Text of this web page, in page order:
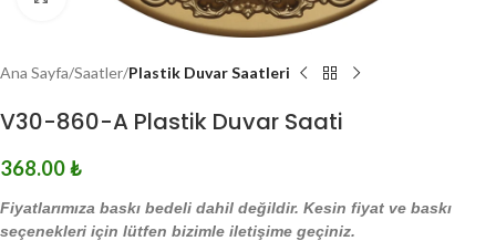
Ana Sayfa Saatler Plastik Duvar Saatleri
V30-860-A Plastik Duvar Saati
368.00₺
Fiyatlarımıza baskı bedeli dahil değildir. Kesin fiyat ve baskı
seçenekleri için lütfen bizimle iletişime geçiniz.